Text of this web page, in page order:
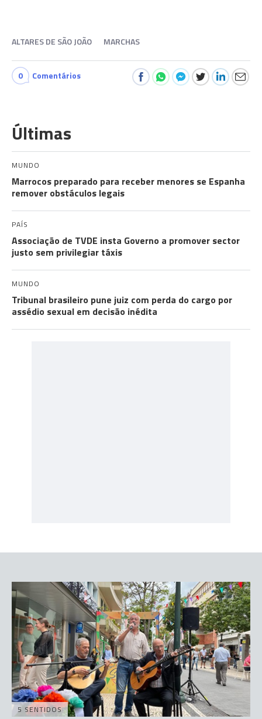
ALTARES DE SÃO JOÃO MARCHAS
0 Comentários
Últimas
MUNDO
Marrocos preparado para receber menores se Espanha
remover obstáculos legais
PAÍS
Associação de TVDE insta Governo a promover sector
justo sem privilegiar táxis
MUNDO
Tribunal brasileiro pune juiz com perda do cargo por
assédio sexual em decisão inédita
5 SENTIDOS